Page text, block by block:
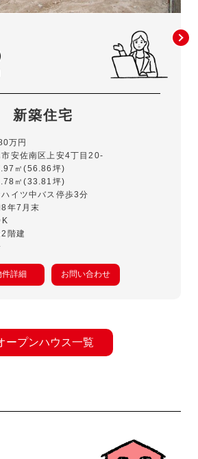
新築住宅
万円
市安佐南区上安4丁目20-
㎡(56.86坪)
㎡(33.81坪)
イツ中バス停歩3分
8年7月末
2階建
件詳細 お問い合わせ
ープンハウス一覧